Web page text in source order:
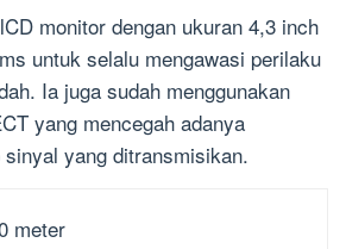
monitor dengan ukuran 4,3 inch
untuk selalu mengawasi perilaku
Ia juga sudah menggunakan
yang mencegah adanya
sinyal yang ditransmisikan.
meter